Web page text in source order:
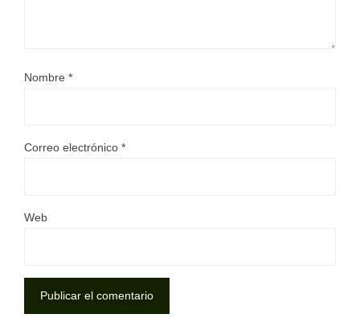
Nombre *
Correo electrónico *
Web